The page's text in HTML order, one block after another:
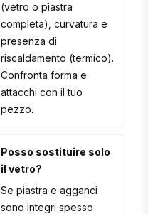
(vetro o piastra
completa), curvatura e
presenza di
riscaldamento (termico).
Confronta forma e
attacchi con il tuo
pezzo.
Posso sostituire solo
il vetro?
Se piastra e agganci
sono integri spesso